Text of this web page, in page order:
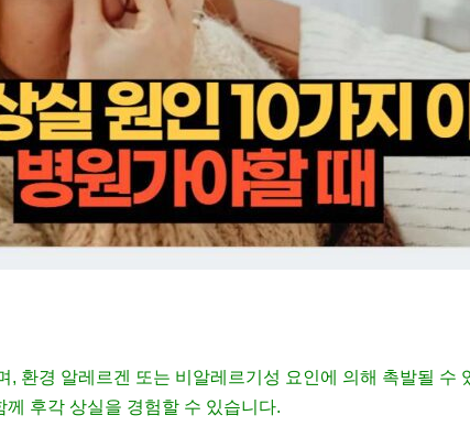
, 환경 알레르겐 또는 비알레르기성 요인에 의해 촉발될 수
후각 상실을 경험할 수 있습니다.